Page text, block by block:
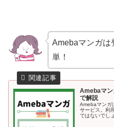
Amebaマンガは
単！
Amebaマン
で解説
Amebaマンガ
サービス。利
ではないでし